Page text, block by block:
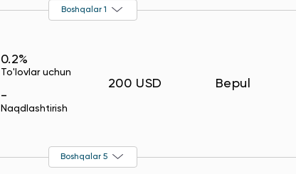
Boshqalar 1
0.2%
To'lovlar uchun
-
Naqdlashtirish
200 USD Bepul
Boshqalar 5